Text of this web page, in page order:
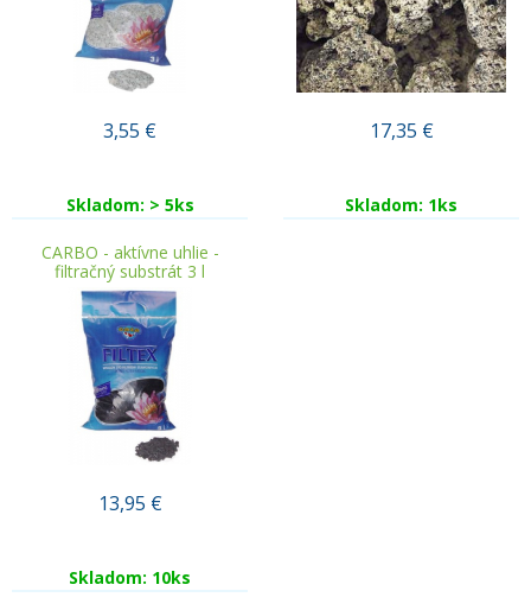
3,55 €
Skladom: > 5ks
17,35 €
Skladom: 1ks
CARBO - aktívne uhlie -
filtračný substrát 3 l
13,95 €
Skladom: 10ks